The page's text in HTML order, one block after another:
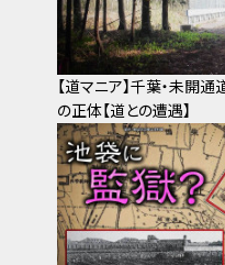
【道マニア】千葉・未開
の正体【道との遭遇】